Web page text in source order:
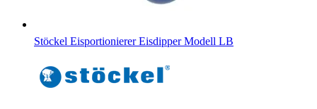
Stöckel Eisportionierer Eisdipper Modell LB